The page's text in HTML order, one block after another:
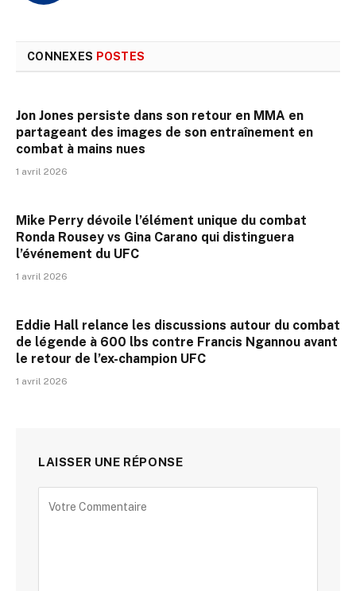
CONNEXES POSTES
Jon Jones persiste dans son retour en MMA en
partageant des images de son entraînement en
combat à mains nues
1 avril 2026
Mike Perry dévoile l’élément unique du combat
Ronda Rousey vs Gina Carano qui distinguera
l’événement du UFC
1 avril 2026
Eddie Hall relance les discussions autour du combat
de légende à 600 lbs contre Francis Ngannou avant
le retour de l’ex-champion UFC
1 avril 2026
LAISSER UNE RÉPONSE